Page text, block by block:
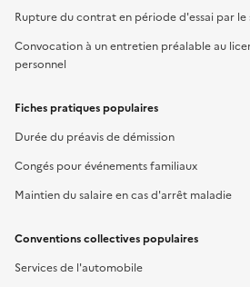
Rupture du contrat en période d'essai par le
Convocation à un entretien préalable au
personnel
Fiches pratiques populaires
Durée du préavis de démission
Congés pour événements familiaux
Maintien du salaire en cas d'arrêt maladie
Conventions collectives populaires
Services de l'automobile